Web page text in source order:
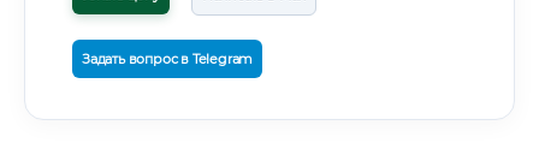
Задать вопрос в Telegram